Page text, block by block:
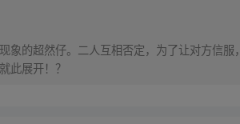
象的超然仔。二人互相否定，为了让对方信
此展开！？